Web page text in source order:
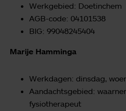
Werkgebied: Doetinchem
AGB-code: 04101538
BIG: 99048245404
Marije Hamminga
Werkdagen: dinsdag,
Aandachtsgebied:
fysiotherapeut